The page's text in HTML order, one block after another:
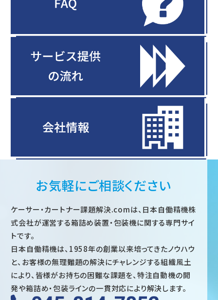
お気軽にご相談ください
ケーサー・カートナー課題解決.comは、日本自働精機株
式会社が運営する箱詰め装置・包装機に関する専門サイ
トです。
日本自働精機は、1958年の創業以来培ってきたノウハウ
と、お客様の無理難題の解決にチャレンジする組織風土
により、皆様がお持ちの困難な課題を、特注自動機の開
発や箱詰め・包装ラインの一貫対応により解決します。